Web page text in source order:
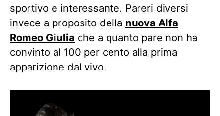
sportivo e interessante. Pareri diversi
invece a proposito della nuova Alfa
Romeo Giulia che a quanto pare non ha
convinto al 100 per cento alla prima
apparizione dal vivo.